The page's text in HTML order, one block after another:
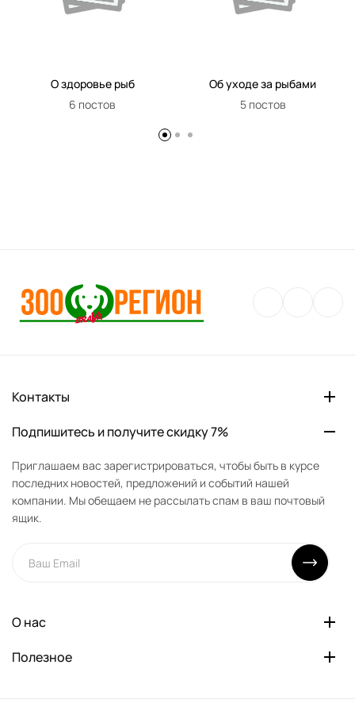
О здоровье рыб
6 постов
Об уходе за рыбами
5 постов
Контакты
Подпишитесь и получите скидку 7%
Приглашаем вас зарегистрироваться, чтобы быть в курсе
последних новостей, предложений и событий нашей
компании. Мы обещаем не рассылать спам в ваш почтовый
ящик.
О нас
Полезное